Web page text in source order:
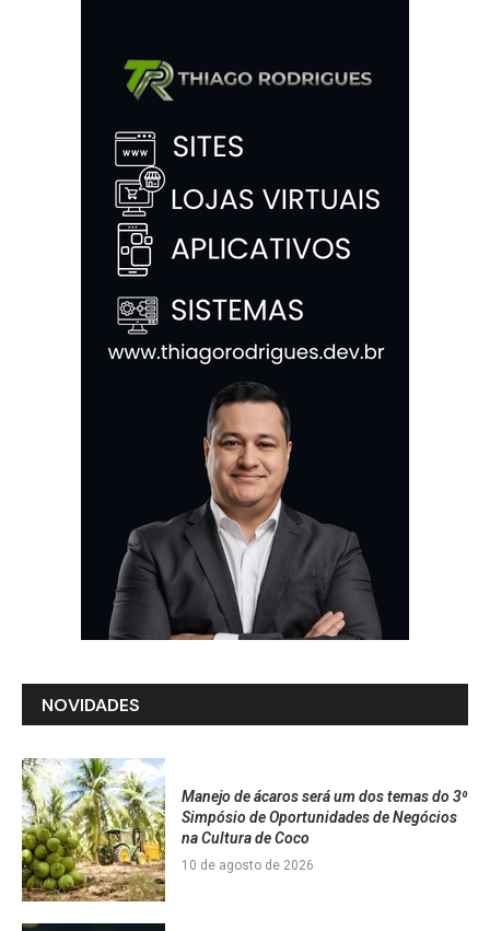
NOVIDADES
Manejo de ácaros será um dos temas do 3⁰
Simpósio de Oportunidades de Negócios
na Cultura de Coco
10 de agosto de 2026